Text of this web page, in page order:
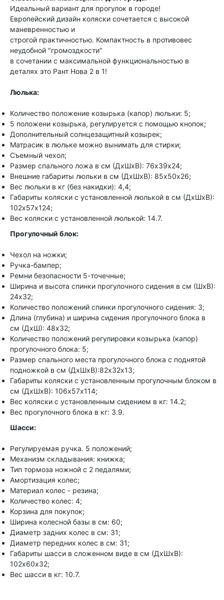
Идеальный вариант для прогулок в городе!
Европейский дизайн коляски сочетается с высокой
маневренностью и
строгой практичностью. Компактность в противовес
неудобной "громоздкости"
в сочетании с максимальной функциональностью в
деталях это Рант Нова 2 в 1!
Люлька:
Количество положение козырька (капор) люльки: 5;
5 положени козырька, регулируется с помощью кнопок;
Дополнительный солнцезащитный козырек;
Матрасик в люльке можно вынимать для стирки;
Съемный чехол;
Размер спального ложа в см (ДхШхВ): 76х39х24;
Внешние габариты люльки в см (ДхШхВ): 85х50х26;
Вес люльки в кг (без накидки): 4,4;
Габариты коляски с установленной люлькой в см (ДхШхВ):
102х57х124;
Вес коляски с установленной люлькой: 14.7.
Прогулочный блок:
Чехол на ножки;
Ручка-бампер;
Ремни безопасности 5-точечные;
Ширина и высота спинки прогулочного сидения в см (ШхВ):
24х32;
Количество положений спинки прогулочного сидения: 3;
Длина (глубина) и ширина сидения прогулочного блока в
см (ДхШ): 48х32;
Количество положений регулировки козырька (капор)
прогулочного блока: 5;
Размер спального места прогулочного блока с поднятой
подножкой в см (ДхШхВ):82х32х13;
Габариты коляски с установленным прогулочным блоком в
см (ДхШхВ): 106х57х114;
Вес коляски с установленным сидением в кг: 14.2;
Вес прогулочного блока в кг: 3.9.
Шасси:
Регулируемая ручка. 5 положений;
Механизм складывания: книжка;
Тип тормоза ножной с 2 педалями;
Амортизация колес;
Материал колес - резина;
Количество колес: 4;
Корзина для покупок;
Ширина колесной базы в см: 60;
Диаметр задних колес в см: 31;
Диаметр передних колес в см: 31;
Габариты шасси в сложенном виде в см (ДхШхВ):
102х60х32;
Вес шасси в кг: 10.7.